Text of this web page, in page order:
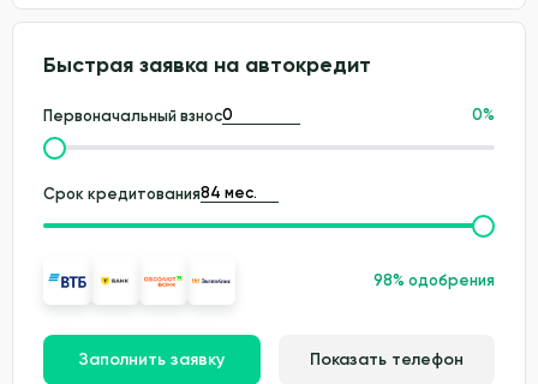
Быстрая заявка на автокредит
Первоначальный взнос 0%
Срок кредитования
98% одобрения
Заполнить заявку Показать телефон